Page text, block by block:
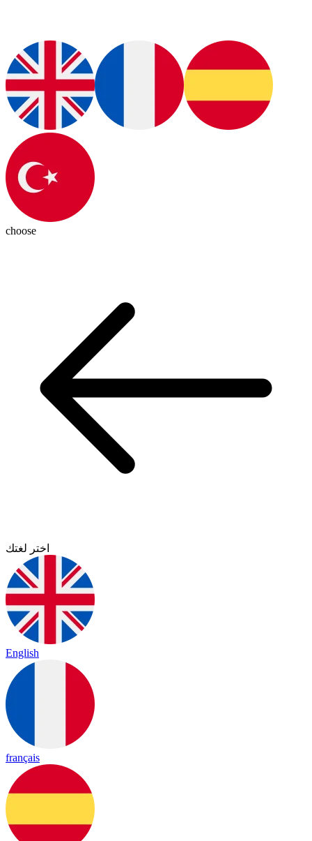
choose
اختر لغتك
English
français